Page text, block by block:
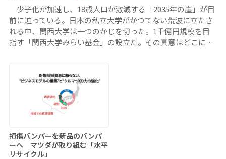
少子化が加速し、18歳人口が激減する「2035年の崖」が目
前に迫っている。日本の私立大学がかつてない荒波に立たさ
れる中、関西大学は一つのかじを切った。1千億円規模を目
指す「関西大学みらい基金」の設立だ。その真意はどこに…
損傷バンパーを新品のバンパ
ーへ マツダが取り組む「水平
リサイクル」